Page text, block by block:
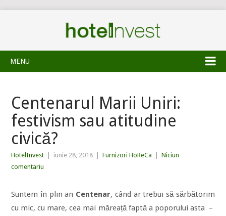
MENU
Centenarul Marii Uniri:
festivism sau atitudine
civică?
HotelInvest iunie 28, 2018 Furnizori HoReCa
Niciun
comentariu
Suntem în plin an Centenar, când ar trebui să sărbătorim
cu mic, cu mare, cea mai măreață faptă a poporului asta –